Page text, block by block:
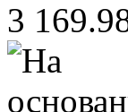
3